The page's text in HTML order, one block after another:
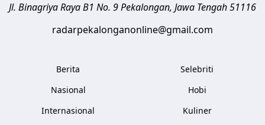
Jl. Binagriya Raya B1 No. 9Pekalongan, Jawa Tengah51116
radarpekalonganonline@gmail.com
Berita
Nasional
Internasional
Selebriti
Hobi
Kuliner